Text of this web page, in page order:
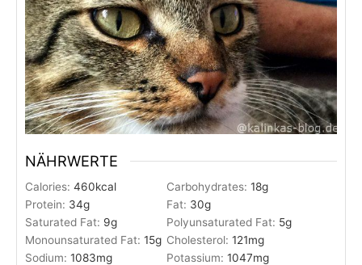
NÄHRWERTE
Calories: 460kcal Carbohydrates: 18g
Protein: 34g Fat: 30g
Saturated Fat: 9g Polyunsaturated Fat: 5g
Monounsaturated Fat: 15g Cholesterol: 121mg
Sodium: 1083mg Potassium: 1047mg